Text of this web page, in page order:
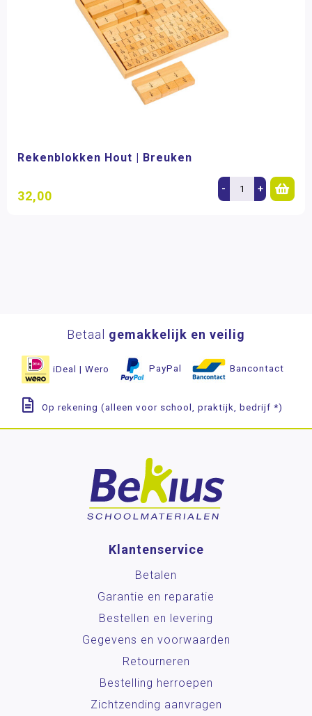
Rekenblokken Hout | Breuken
32,00 - +
Betaal gemakkelijk en veilig
iDeal | Wero PayPal Bancontact
Op rekening (alleen voor school, praktijk, bedrijf *)
Klantenservice
Betalen
Garantie en reparatie
Bestellen en levering
Gegevens en voorwaarden
Retourneren
Bestelling herroepen
Zichtzending aanvragen